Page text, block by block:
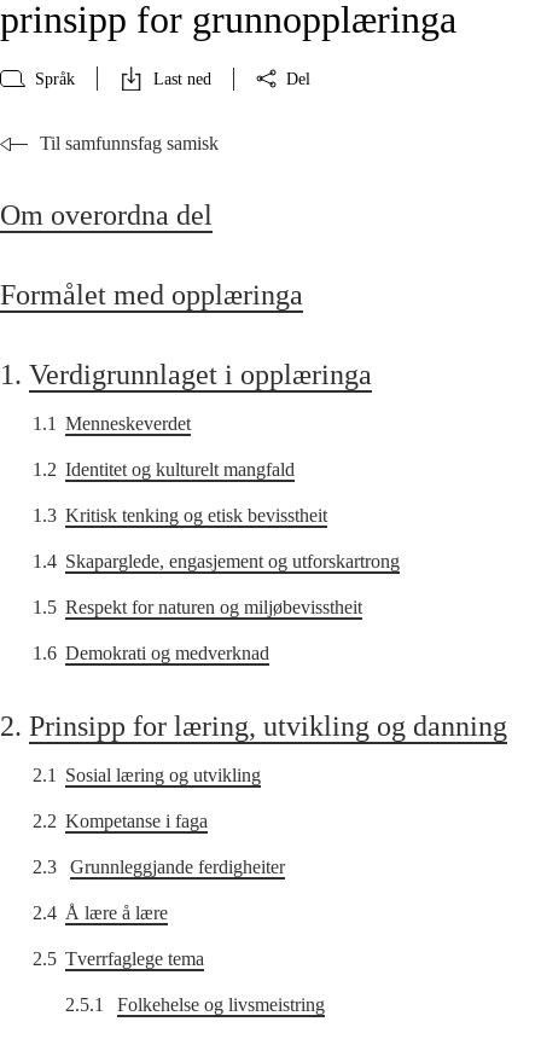
prinsipp for grunnopplæringa
Språk Last ned Del
Til samfunnsfag samisk
Om overordna del
Formålet med opplæringa
1. Verdigrunnlaget i opplæringa
1.1 Menneskeverdet
1.2 Identitet og kulturelt mangfald
1.3 Kritisk tenking og etisk bevisstheit
1.4 Skaparglede, engasjement og utforskartrong
1.5 Respekt for naturen og miljøbevisstheit
1.6 Demokrati og medverknad
2. Prinsipp for læring, utvikling og danning
2.1 Sosial læring og utvikling
2.2 Kompetanse i faga
2.3 Grunnleggjande ferdigheiter
2.4 Å lære å lære
2.5 Tverrfaglege tema
2.5.1 Folkehelse og livsmeistring